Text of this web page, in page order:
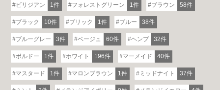
ビリジアン 1件 フォレストグリーン 1件 ブラウン 58件
ブラック 10件 ブリック 1件 ブルー 38件
ブルーグレー 3件 ベージュ 60件 ヘンプ 32件
ボルドー 1件 ホワイト 196件 マーメイド 40件
マスタード 1件 マロンブラウン 1件 ミッドナイト 37件